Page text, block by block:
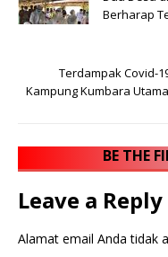
Berharap
Terdampak Covid-
Kampung Kumbara
BE THE
Leave a Reply
Alamat email Anda tidak